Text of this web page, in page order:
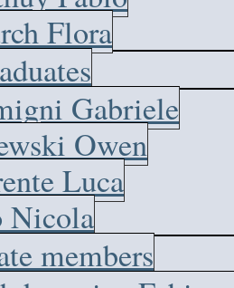
Flora
Gabriele
Owen
Luca
Nicola
members